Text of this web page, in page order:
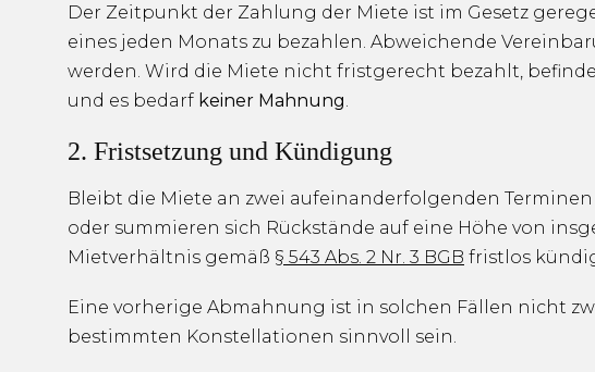
Der Zeitpunkt der Zahlung der Miete ist im Gesetz
eines jeden Monats zu bezahlen. Abweichende
werden. Wird die Miete nicht fristgerecht bezahlt,
und es bedarf keiner Mahnung
2. Fristsetzung und Kündigung
Bleibt die Miete an zwei aufeinanderfolgenden
oder summieren sich Rückstände auf eine Höhe von
Mietverhältnis gemäß § 543 Abs. 2 Nr. 3 BGB fristlos
Eine vorherige Abmahnung ist in solchen Fällen nicht
bestimmten Konstellationen sinnvoll sein.